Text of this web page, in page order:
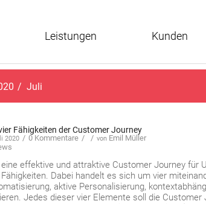
Leistungen Kunden
/ Juli
Fähigkeiten der Customer Journey
2020 / 0 Kommentare / / von Emil Müller
effektive und attraktive Customer Journey für
Dabei handelt es sich um vier
aktive Personalisierung,
Jedes dieser vier Elemente soll die